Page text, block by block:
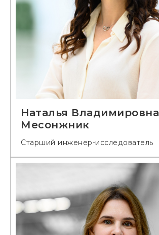
Наталья Владимировна
Месонжник
Старший инженер-исследователь